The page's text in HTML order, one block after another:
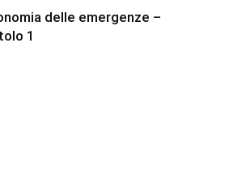
delle emergenze –
1